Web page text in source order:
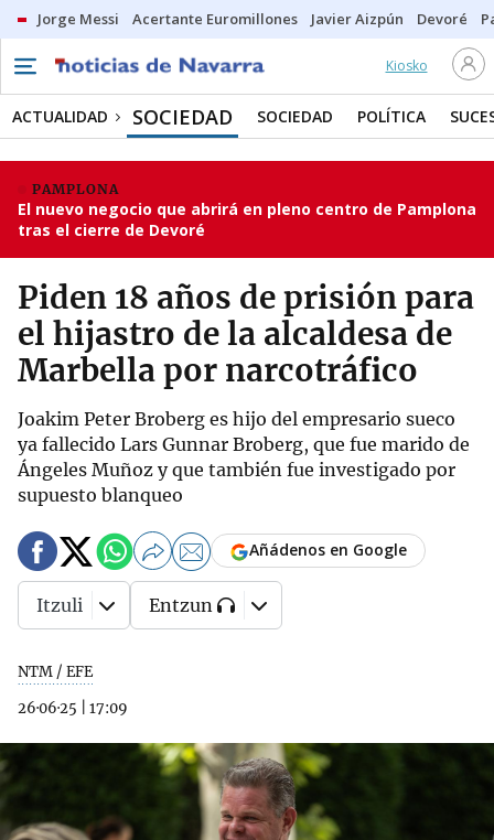
Jorge Messi Acertante Euromillones Javier Aizpún Devoré
Kiosko
ACTUALIDAD SOCIEDAD SOCIEDAD POLÍTICA
PAMPLONA
El nuevo negocio que abrirá en pleno centro de Pamplona
tras el cierre de Devoré
Piden 18 años de prisión para
el hijastro de la alcaldesa de
Marbella por narcotráfico
Joakim Peter Broberg es hijo del empresario sueco
ya fallecido Lars Gunnar Broberg, que fue marido de
Ángeles Muñoz y que también fue investigado por
supuesto blanqueo
NTM / EFE
26·06·25
17:09
Añádenos en Google
Itzuli Entzun